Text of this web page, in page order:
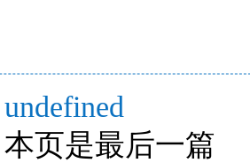
undefined
页是最后一篇